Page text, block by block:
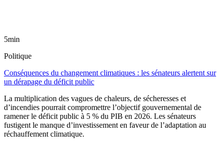
5min
Politique
Conséquences du changement climatiques : les sénateurs alertent sur
un dérapage du déficit public
La multiplication des vagues de chaleurs, de sécheresses et
d’incendies pourrait compromettre l’objectif gouvernemental de
ramener le déficit public à 5 % du PIB en 2026. Les sénateurs
fustigent le manque d’investissement en faveur de l’adaptation au
réchauffement climatique.